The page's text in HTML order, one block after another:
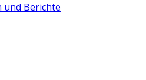
und Berichte